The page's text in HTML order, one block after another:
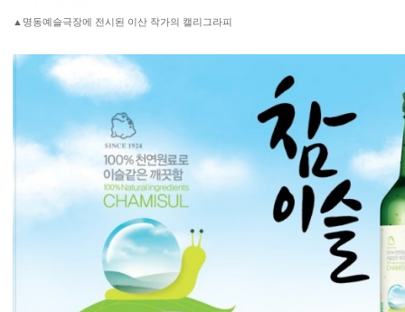
▲명동예슬극장에 전시된 이산 작가의 캘리그라피